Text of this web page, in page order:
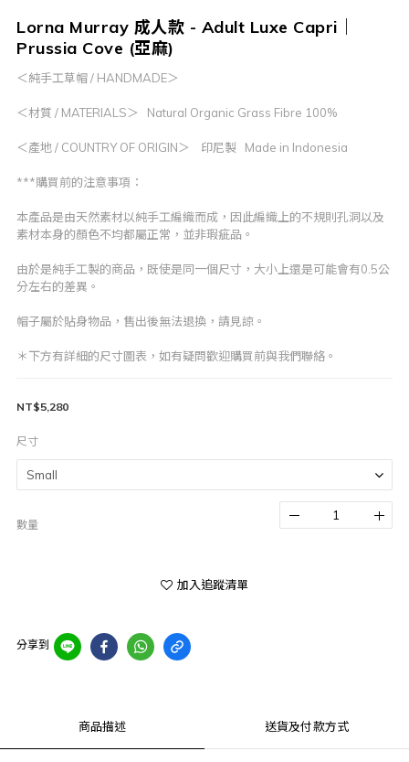
Lorna Murray 成人款 - Adult Luxe Capri｜
Prussia Cove (亞麻)
＜純手工草帽 / HANDMADE＞
＜材質 / MATERIALS＞   Natural Organic Grass Fibre 100%
＜產地 / COUNTRY OF ORIGIN＞    印尼製   Made in Indonesia
***購買前的注意事項：
本產品是由天然素材以純手工編織而成，因此編織上的不規則孔洞以及
素材本身的顏色不均都屬正常，並非瑕疵品。
由於是純手工製的商品，既使是同一個尺寸，大小上還是可能會有0.5公
分左右的差異。
帽子屬於貼身物品，售出後無法退換，請見諒。
＊下方有詳細的尺寸圖表，如有疑問歡迎購買前與我們聯絡。
NT$5,280
尺寸
數量
加入追蹤清單
分享到
商品描述 送貨及付款方式